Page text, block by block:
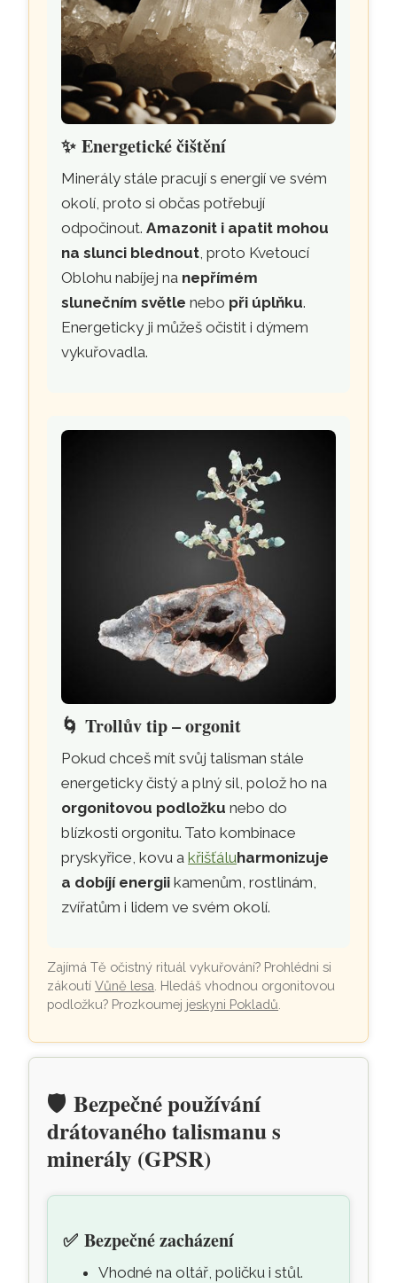
✨Energetické čištění
Minerály stále pracují s energií ve svém
okolí, proto si občas potřebují
odpočinout.Amazonit i apatit mohou
na slunci blednout , proto Kvetoucí
Oblohu nabíjej na nepřímém
slunečním světle nebo při úplňku.
Energeticky ji můžeš očistit i dýmem
vykuřovadla.
🌀Trollův tip – orgonit
Pokud chceš mít svůj talisman stále
energeticky čistý a plný sil, polož ho na
orgonitovou podložku nebo do
blízkosti orgonitu. Tato kombinace
pryskyřice, kovu akřišťáluharmonizuje
a dobíjí energii kamenům, rostlinám,
zvířatům i lidem ve svém okolí.
Zajímá Tě očistný rituál vykuřování? Prohlédni si
zákoutíVůně lesa . Hledáš vhodnou orgonitovou
podložku? Prozkoumej jeskyni Pokladů
🛡️Bezpečné používání
drátovaného talismanu s
minerály (GPSR)
✅Bezpečné zacházení
Vhodné na oltář, poličku i stůl.